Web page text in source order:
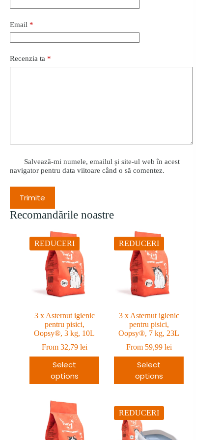
Email *
Recenzia ta *
Salvează-mi numele, emailul și site-ul web în acest
navigator pentru data viitoare când o să comentez.
Trimite
Recomandările noastre
REDUCERI
3 x Asternut igienic
pentru pisici,
Oopsy®, 3 kg, 10L
From 32,79 lei
Select
options
REDUCERI
3 x Asternut igienic
pentru pisici,
Oopsy®, 7 kg, 23L
From 59,99 lei
Select
options
REDUCERI